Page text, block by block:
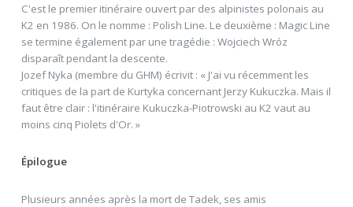
C'est le premier itinéraire ouvert par des alpinistes polonais au
K2 en 1986. On le nomme : Polish Line. Le deuxième : Magic Line
se termine également par une tragédie : Wojciech Wróz
disparaît pendant la descente.
Jozef Nyka (membre du GHM) écrivit : « J'ai vu récemment les
critiques de la part de Kurtyka concernant Jerzy Kukuczka. Mais il
faut être clair : l'itinéraire Kukuczka-Piotrowski au K2 vaut au
moins cinq Piolets d'Or. »
Épilogue
Plusieurs années après la mort de Tadek, ses amis